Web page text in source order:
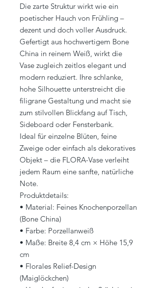
Die zarte Struktur wirkt wie ein
poetischer Hauch von Frühling –
dezent und doch voller Ausdruck.
Gefertigt aus hochwertigem Bone
China in reinem Weiß, wirkt die
Vase zugleich zeitlos elegant und
modern reduziert. Ihre schlanke,
hohe Silhouette unterstreicht die
filigrane Gestaltung und macht sie
zum stilvollen Blickfang auf Tisch,
Sideboard oder Fensterbank.
Ideal für einzelne Blüten, feine
Zweige oder einfach als dekoratives
Objekt – die FLORA-Vase verleiht
jedem Raum eine sanfte, natürliche
Note.
Produktdetails:
• Material: Feines Knochenporzellan
(Bone China)
• Farbe: Porzellanweiß
• Maße: Breite 8,4 cm × Höhe 15,9
cm
• Florales Relief-Design
(Maiglöckchen)